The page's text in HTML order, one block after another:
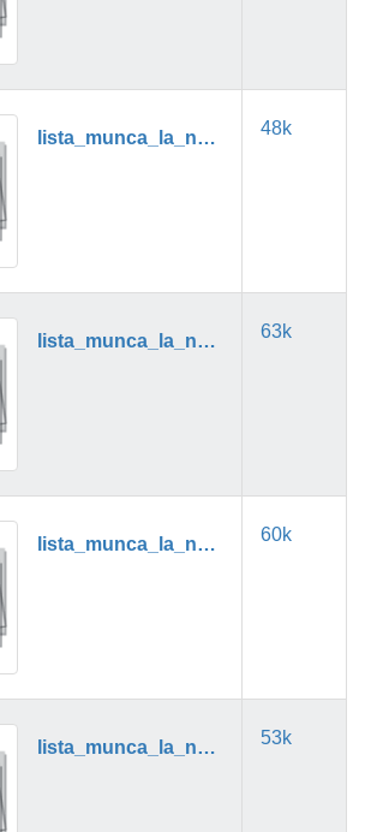
lista_munca_la_negru_06_2024.pdf.pdf 48k
lista_munca_la_negru_07_2024.pdf 63k
lista_munca_la_negru_08_2024.pdf 60k
lista_munca_la_negru_09_2024.pdf 53k